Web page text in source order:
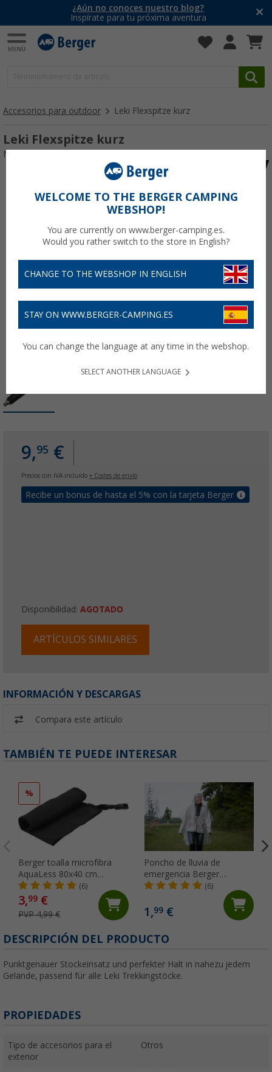
¿Aún no conoces nuestro blog?
Inspírate para tu próxima aventura
Accesorios para outdoor Leki Flexspitze kurz
Leki Flexspitze kurz
Nº de artículo 490450
9,95 €
Precios con IVA incluido + Costes de envío
Recibe un bonus de hasta el 5% con la tarjeta Berger
Disponibilidad: AGOTADO
ARTÍCULOS SIMILARES
INFORMACIÓN Y DESCARGAS
Compara este artículo
TAMBIÉN TE PUEDE INTERESAR
%
Berger toalla microfibra
AquaLess 80x40 cm
antracita
(6)
3,99 €
PVP 4,99 €
Poncho de lluvia de
emergencia Berger
Cherrapunjee
(6)
1,99€
DESCRIPCIÓN DEL PRODUCTO
Punktgenauer Stockeinsatz und perfekter Halt in nahezu jedem
Gelände, passend für alle Leki Trekkingstöcke.
PROPIEDADES
Tipo de accesorios para el
exterior
Otros
WELCOME TO THE BERGER CAMPING
WEBSHOP!
You are currently on www.berger-camping.es.
Would you rather switch to the store in English?
CHANGE TO THE WEBSHOP IN ENGLISH
STAY ON WWW.BERGER-CAMPING.ES
You can change the language at any time in the webshop.
SELECT ANOTHER LANGUAGE